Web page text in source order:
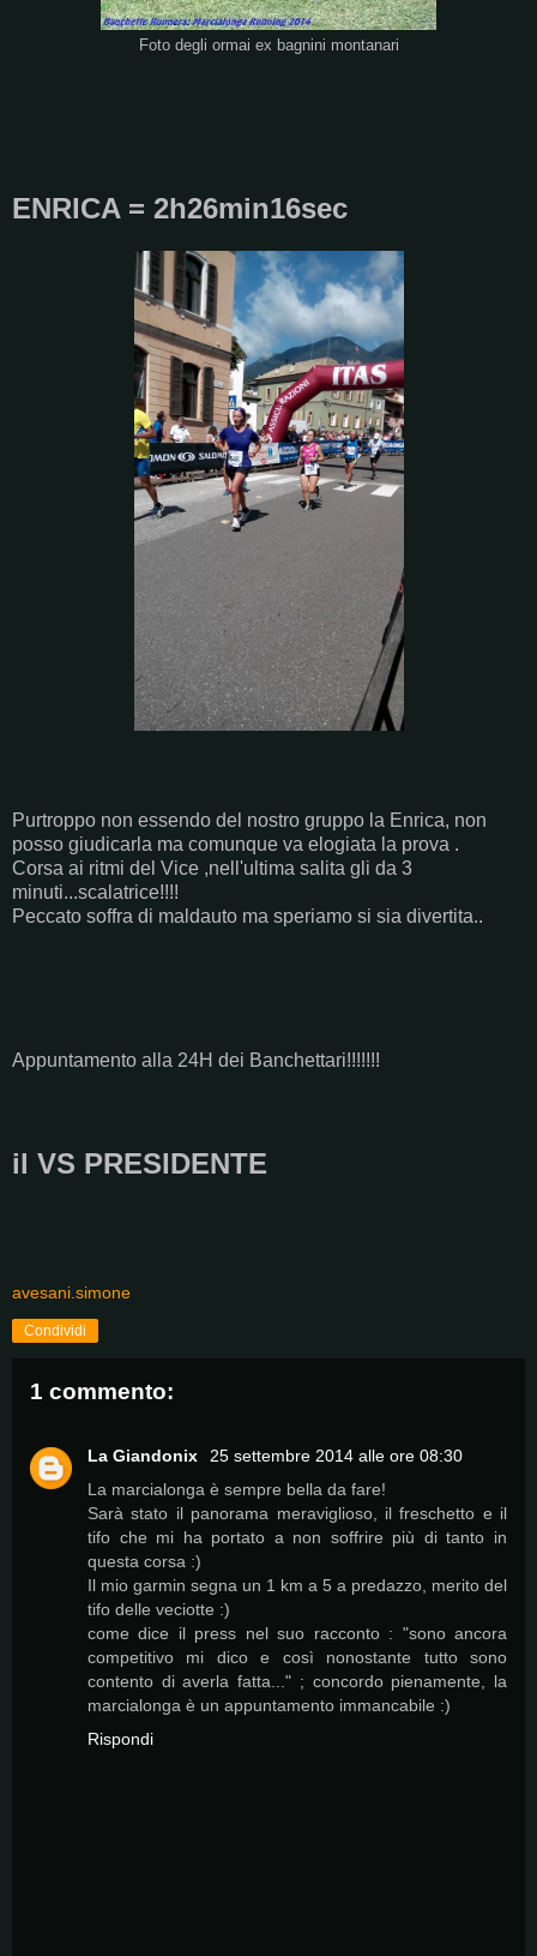
Foto degli ormai ex bagnini montanari
ENRICA = 2h26min16sec
Purtroppo non essendo del nostro gruppo la Enrica, non
posso giudicarla ma comunque va elogiata la prova .
Corsa ai ritmi del Vice ,nell'ultima salita gli da 3
minuti...scalatrice!!!!
Peccato soffra di maldauto ma speriamo si sia divertita..
Appuntamento alla 24H dei Banchettari!!!!!!!
il VS PRESIDENTE
avesani.simone
Condividi
1 commento:
La Giandonix
25 settembre 2014 alle ore 08:30
La marcialonga è sempre bella da fare!
Sarà stato il panorama meraviglioso, il freschetto e il
tifo che mi ha portato a non soffrire più di tanto in
questa corsa :)
Il mio garmin segna un 1 km a 5 a predazzo, merito del
tifo delle veciotte :)
come dice il press nel suo racconto : "sono ancora
competitivo mi dico e così nonostante tutto sono
contento di averla fatta..." ; concordo pienamente, la
marcialonga è un appuntamento immancabile :)
Rispondi